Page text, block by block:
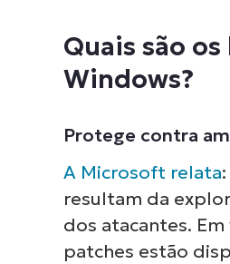
Quais são
Windows?
Protege contra
A Microsoft relata
resultam da
dos atacantes.
patches estão